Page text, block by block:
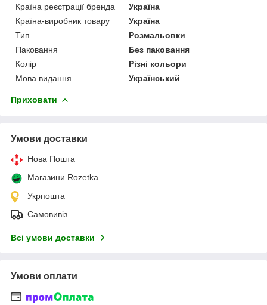
Країна реєстрації бренда
Україна
Країна-виробник товару
Україна
Тип
Розмальовки
Паковання
Без паковання
Колір
Різні кольори
Мова видання
Український
Приховати
Умови доставки
Нова Пошта
Магазини Rozetka
Укрпошта
Самовивіз
Всі умови доставки
Умови оплати